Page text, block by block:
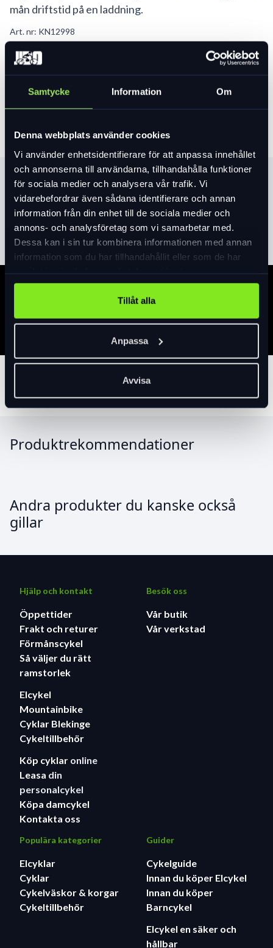
Samtycke Information Om
Denna webbplats använder cookies
Vi använder enhetsidentifierare för att anpassa innehållet
och annonserna till användarna, tillhandahålla funktioner
för sociala medier och analysera vår trafik. Vi
vidarebefordrar även sådana identifierare och annan
information från din enhet till de sociala medier och
annons- och analysföretag som vi samarbetar med.
Dessa kan i sin tur kombinera informationen med annan
information som du har tillhandahållit eller som de har
Tillåt alla
Anpassa
Avvisa
mån driftstid på en laddning.
Art. nr: KN12998
I lager
699 kr
Lägg i varukorg
Produktinformation
Läs merexpand_more
Produktrekommendationer
Andra produkter du kanske också
gillar
Hjälp och kontakt
Öppettider
Frakt och returer
Förmånscykel
Så väljer du rätt
ramstorlek
Elcykel
Mountainbike
Cyklar Blekinge
Cykeltillbehör
Köp cyklar online
Leasa din
personalcykel
Köpa damcykel
Kontakta oss
Besök oss
Vår butik
Vår verkstad
Populära kategorier
Elcyklar
Cyklar
Cykelväskor & korgar
Cykeltillbehör
Guider
Cykelguide
Innan du köper Elcykel
Innan du köper
Barncykel
Elcykel en säker och
hållbar